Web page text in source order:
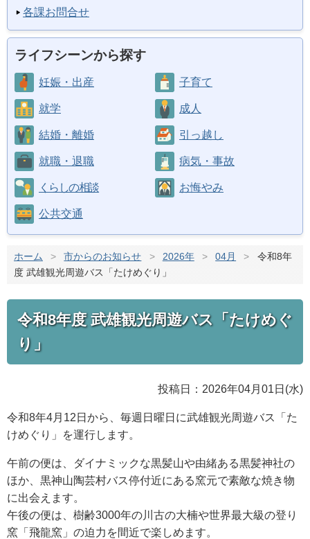
各課お問合せ
ライフシーンから探す
妊娠・出産 子育て
就学 成人
結婚・離婚 引っ越し
就職・退職 病気・事故
くらしの相談 お悔やみ
公共交通
ホーム > 市からのお知らせ > 2026年 > 04月 >
令和8年
度 武雄観光周遊バス「たけめぐり」
令和8年度 武雄観光周遊バス「たけめぐ
り」
投稿日：2026年04月01日(水)
令和8年4月12日から、毎週日曜日に武雄観光周遊バス「た
けめぐり」を運行します。
午前の便は、ダイナミックな黒髪山や由緒ある黒髪神社の
ほか、黒神山陶芸村バス停付近にある窯元で素敵な焼き物
に出会えます。
午後の便は、樹齢3000年の川古の大楠や世界最大級の登り
窯「飛龍窯」の迫力を間近で楽しめます。